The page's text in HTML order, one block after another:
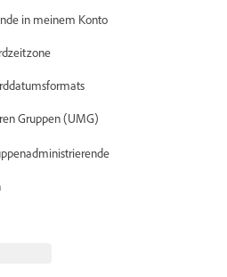
in meinem Konto
Gruppen (UMG)